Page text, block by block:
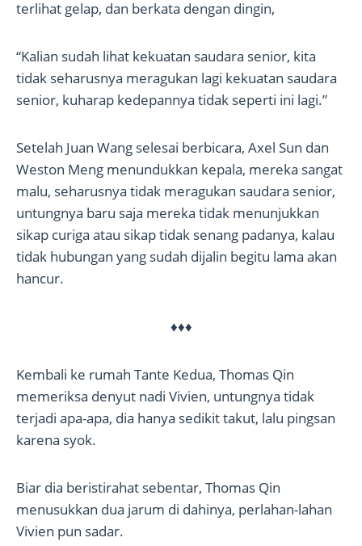
terlihat gelap, dan berkata dengan dingin,
“Kalian sudah lihat kekuatan saudara senior, kita
tidak seharusnya meragukan lagi kekuatan saudara
senior, kuharap kedepannya tidak seperti ini lagi.”
Setelah Juan Wang selesai berbicara, Axel Sun dan
Weston Meng menundukkan kepala, mereka sangat
malu, seharusnya tidak meragukan saudara senior,
untungnya baru saja mereka tidak menunjukkan
sikap curiga atau sikap tidak senang padanya, kalau
tidak hubungan yang sudah dijalin begitu lama akan
hancur.
♦♦♦
Kembali ke rumah Tante Kedua, Thomas Qin
memeriksa denyut nadi Vivien, untungnya tidak
terjadi apa-apa, dia hanya sedikit takut, lalu pingsan
karena syok.
Biar dia beristirahat sebentar, Thomas Qin
menusukkan dua jarum di dahinya, perlahan-lahan
Vivien pun sadar.